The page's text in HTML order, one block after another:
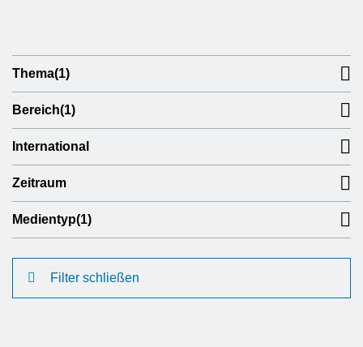
Thema(1)
Bereich(1)
International
Zeitraum
Medientyp(1)
Filter schließen